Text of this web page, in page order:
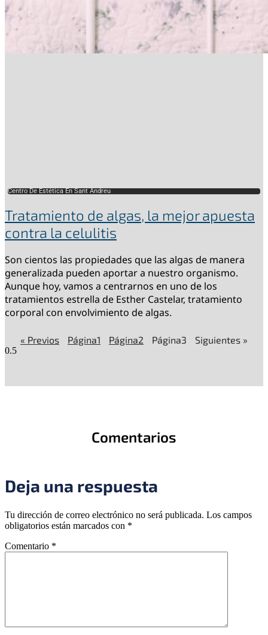
Centro De Estética En Sant Andreu
Tratamiento de algas, la mejor apuesta
contra la celulitis
Son cientos las propiedades que las algas de manera
generalizada pueden aportar a nuestro organismo.
Aunque hoy, vamos a centrarnos en uno de los
tratamientos estrella de Esther Castelar, tratamiento
corporal con envolvimiento de algas.
« Previos Página1 Página2 Página3 Siguientes »
Comentarios
Deja una respuesta
Tu dirección de correo electrónico no será publicada. Los campos
obligatorios están marcados con *
Comentario *